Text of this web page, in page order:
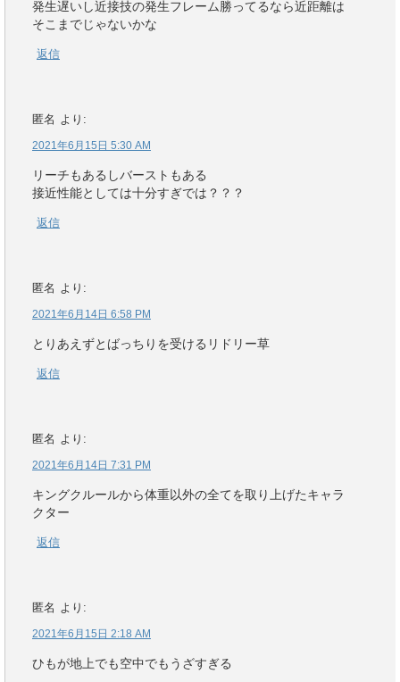
発生遅いし近接技の発生フレーム勝ってるなら近距離は
そこまでじゃないかな
返信
匿名 より:
2021年6月15日 5:30 AM
リーチもあるしバーストもある
接近性能としては十分すぎでは？？？
返信
匿名 より:
2021年6月14日 6:58 PM
とりあえずとばっちりを受けるリドリー草
返信
匿名 より:
2021年6月14日 7:31 PM
キングクルールから体重以外の全てを取り上げたキャラ
クター
返信
匿名 より:
2021年6月15日 2:18 AM
ひもが地上でも空中でもうざすぎる